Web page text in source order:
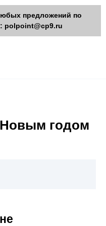
годом
предложений по
polpoint@cp9.ru